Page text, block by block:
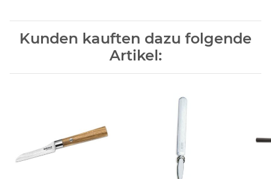
Kunden kauften dazu folgende
Artikel: